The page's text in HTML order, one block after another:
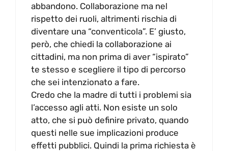
abbandono. Collaborazione ma nel
rispetto dei ruoli, altrimenti rischia di
diventare una “conventicola”. E’ giusto,
però, che chiedi la collaborazione ai
cittadini, ma non prima di aver “ispirato”
te stesso e scegliere il tipo di percorso
che sei intenzionato a fare.
Credo che la madre di tutti i problemi sia
l’accesso agli atti. Non esiste un solo
atto, che si può definire privato, quando
questi nelle sue implicazioni produce
effetti pubblici. Quindi la prima richiesta è